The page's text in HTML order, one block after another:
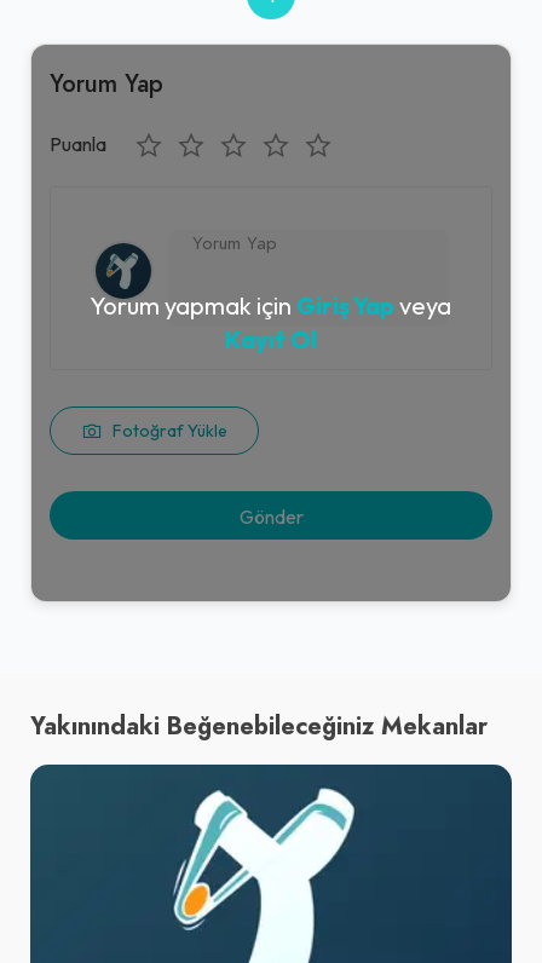
Yorum Yap
Puanla
Fotoğraf Yükle
Yorum yapmak için Giriş Yap veya
Kayıt Ol
Yakınındaki Beğenebileceğiniz Mekanlar